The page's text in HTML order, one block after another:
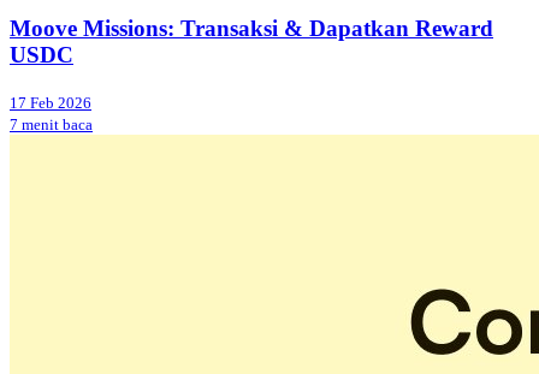
Moove Missions: Transaksi & Dapatkan Reward
USDC
17 Feb 2026
7 menit baca